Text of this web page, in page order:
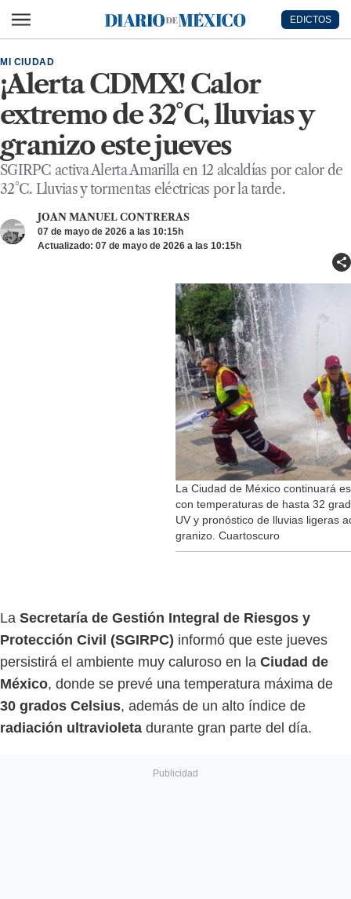
Diario de México
EDICTOS
¡Alerta CDMX! Calor
extremo de 32°C, lluvias y
granizo este jueves
MI CIUDAD
SGIRPC activa Alerta Amarilla en 12 alcaldías por calor de
32°C. Lluvias y tormentas eléctricas por la tarde.
JOAN MANUEL CONTRERAS
07 de mayo de 2026 a las 10:15h
Actualizado: 07 de mayo de 2026 a las 10:15h
La Ciudad de México continuará
con temperaturas de hasta 32
UV y pronóstico de lluvias ligeras
granizo. Cuartoscuro
La Secretaría de Gestión Integral de Riesgos y
Protección Civil (SGIRPC) informó que este jueves
persistirá el ambiente muy caluroso en la Ciudad de
México, donde se prevé una temperatura máxima de
30 grados Celsius, además de un alto índice de
radiación ultravioleta durante gran parte del día.